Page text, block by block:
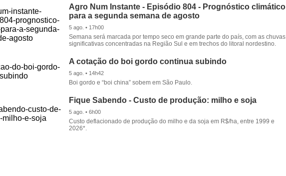
Agro Num Instante - Episódio 804 - Prognóstico climático
para a segunda semana de agosto
5 ago. • 17h00
Semana será marcada por tempo seco em grande parte do país, com as chuvas
significativas concentradas na Região Sul e em trechos do litoral nordestino.
A cotação do boi gordo continua subindo
5 ago. • 14h42
Boi gordo e “boi china” sobem em São Paulo.
Fique Sabendo - Custo de produção: milho e soja
5 ago. • 6h00
Custo deflacionado de produção do milho e da soja em R$/ha, entre 1999 e
2026*.